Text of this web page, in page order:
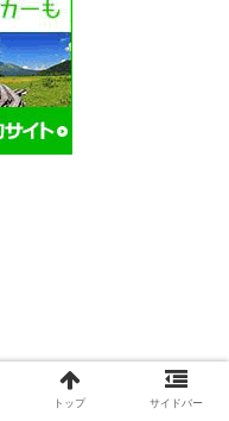
トップ サイドバー